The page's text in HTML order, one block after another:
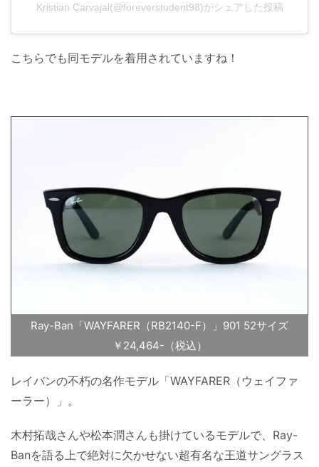
Kristian Carvajal(@foreverstudent98)がシェアした投稿
こちらでも同モデルを着用されていますね！
Ray-Ban「WAYFARER（RB2140-F）」901 52サイズ
￥24,464-（税込）
レイバンの不朽の名作モデル「WAYFARER（ウェイファ
ーラー）」。
木村拓哉さんや松本潤さんも掛けているモデルで、Ray-
Banを語る上で絶対に欠かせない超有名な王道サングラス